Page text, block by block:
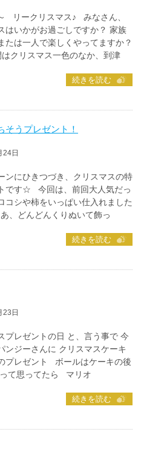
リークリスマス♪ みなさん、
はいかがお過ごしですか？ 家族
たは一人で楽しくやってますか？
クリスマス一色のなか、到津
続きを読む
そうプレゼント！
24日
ンにひきつづき、クリスマスの特
です☆ 今回は、前回大人気だっ
コシや柿をいっぱい仕入れました
、どんどんくりぬいて飾っ
続きを読む
23日
プレゼントの日 と、言う事で 今
ンジーさんに クリスマスケーキ
プレゼント ボールはケーキの後
て思ってたら マリオ
続きを読む